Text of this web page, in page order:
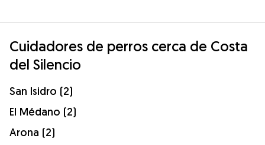
Cuidadores de perros cerca de Costa
del Silencio
San Isidro (2)
El Médano (2)
Arona (2)